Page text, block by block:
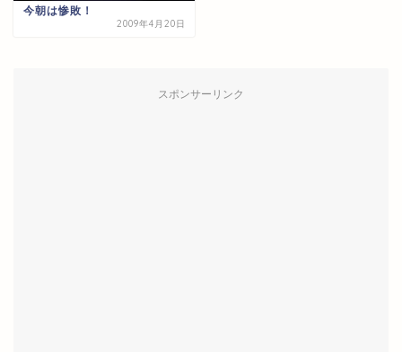
今朝は惨敗！
2009年4月20日
スポンサーリンク